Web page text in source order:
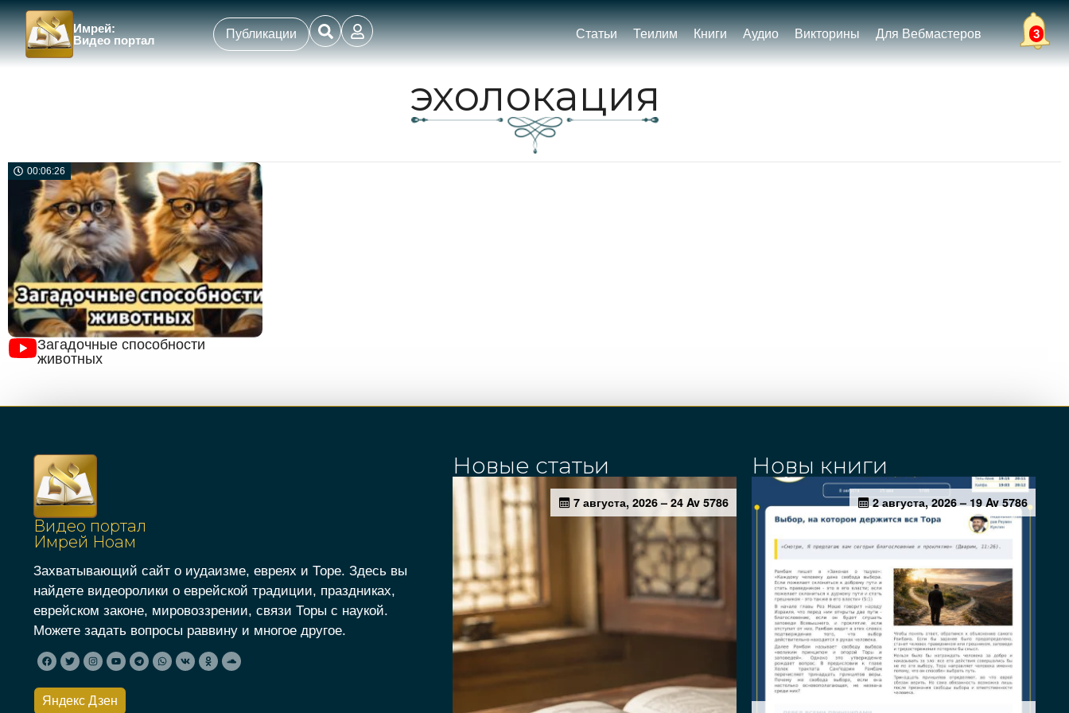
Имрей:
Видео портал
Публикации Статьи Теилим Книги Аудио Викторины Для Вебмастеров 3
эхолокация
00:06:26
Загадочные способности
животных
Видео портал
Имрей Ноам
Захватывающий сайт о иудаизме, евреях и Торе. Здесь вы
найдете видеоролики о еврейской традиции, праздниках,
еврейском законе, мировоззрении, связи Торы с наукой.
Можете задать вопросы раввину и многое другое.
Яндекс Дзен
Новые статьи Новы книги